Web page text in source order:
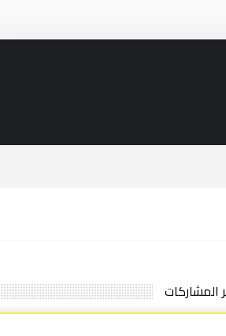
المشاركات